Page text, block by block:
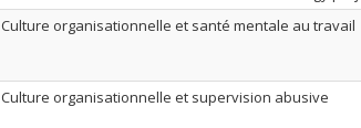
Culture organisationnelle et santé mentale au travail
Culture organisationnelle et supervision abusive